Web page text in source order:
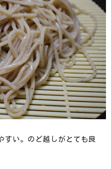
すい。のど越しがとても良